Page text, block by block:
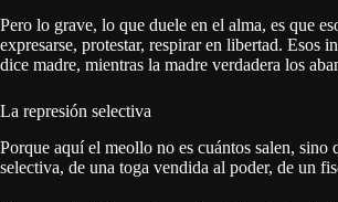
Pero lo grave, lo que duele en el alma, es que
expresarse, protestar, respirar en libertad. Esos
dice madre, mientras la madre verdadera los
La represión selectiva
Porque aquí el meollo no es cuántos salen, sino
selectiva, de una toga vendida al poder, de un